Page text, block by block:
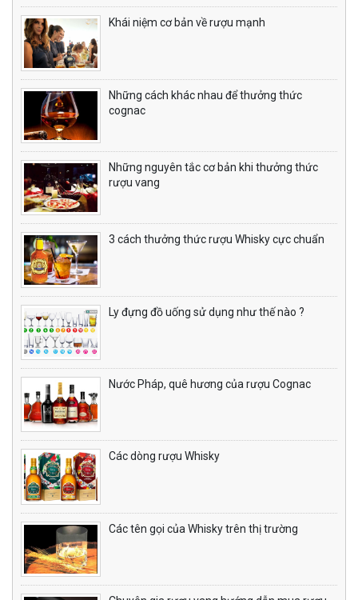
Khái niệm cơ bản về rượu mạnh
Những cách khác nhau để thưởng thức
cognac
Những nguyên tắc cơ bản khi thưởng thức
rượu vang
3 cách thưởng thức rượu Whisky cực chuẩn
Ly đựng đồ uống sử dụng như thế nào ?
Nước Pháp, quê hương của rượu Cognac
Các dòng rượu Whisky
Các tên gọi của Whisky trên thị trường